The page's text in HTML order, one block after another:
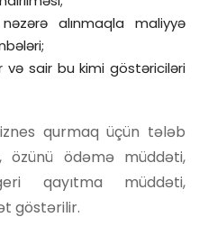
alınmaqla maliyyə
və sair bu kimi göstəriciləri
qurmaq üçün tələb
özünü ödəmə müddəti,
qayıtma müddəti,
göstərilir.